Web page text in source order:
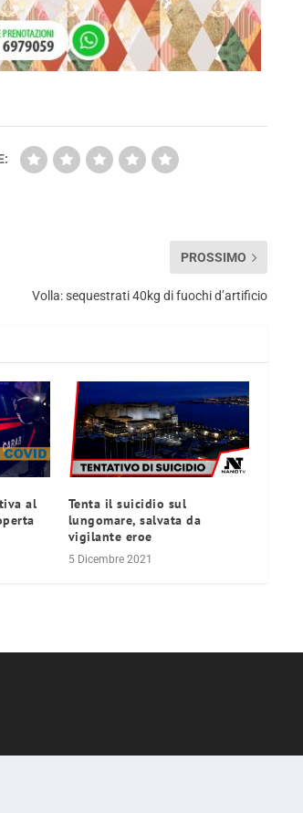
PROSSIMO
Volla: sequestrati 40kg di fuochi d’artificio
al
Tenta il suicidio sul
lungomare, salvata da
vigilante eroe
5 Dicembre 2021